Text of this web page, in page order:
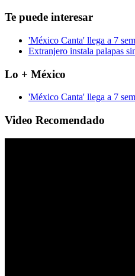
Te puede interesar
'México Canta' llega a 7
Extranjero instala palapas
Lo + México
'México Canta' llega a 7
Video Recomendado